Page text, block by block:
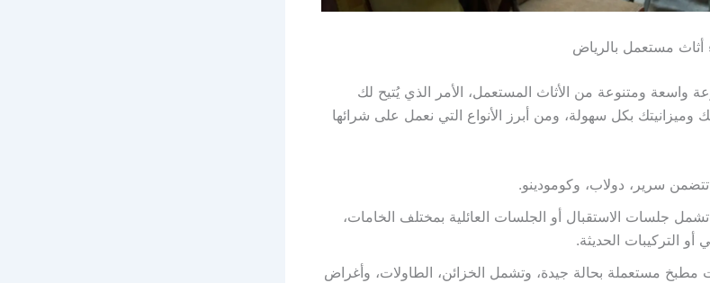
أثاث مستعمل بالرياض
ومتنوعة من الأثاث المستعمل، الأمر الذي يُتيح لك
وميزانيتك بكل سهولة، ومن أبرز الأنواع التي نعمل على شرائها
سرير، دولاب، وكومودينو.
جلسات الاستقبال أو الجلسات العائلية بمختلف الخامات،
التركيبات الحديثة.
مطبخ مستعملة بحالة جيدة، وتشمل الخزائن، الطاولات، وأغراض